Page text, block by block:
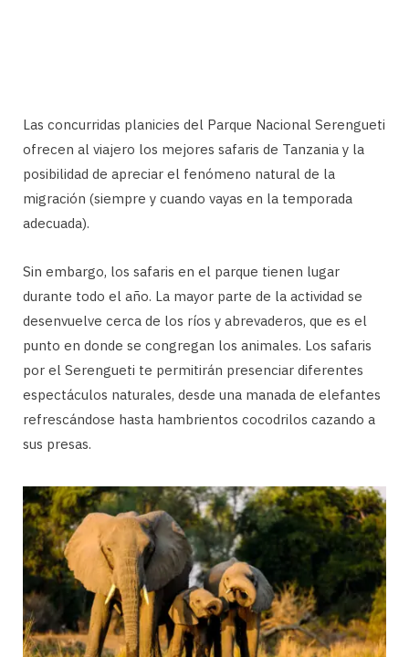
Las concurridas planicies del Parque Nacional Serengueti
ofrecen al viajero los mejores safaris de Tanzania y la
posibilidad de apreciar el fenómeno natural de la
migración (siempre y cuando vayas en la temporada
adecuada).
Sin embargo, los safaris en el parque tienen lugar
durante todo el año. La mayor parte de la actividad se
desenvuelve cerca de los ríos y abrevaderos, que es el
punto en donde se congregan los animales. Los safaris
por el Serengueti te permitirán presenciar diferentes
espectáculos naturales, desde una manada de elefantes
refrescándose hasta hambrientos cocodrilos cazando a
sus presas.